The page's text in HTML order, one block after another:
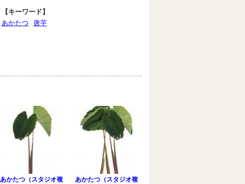
【キーワード】
あかたつ
唐芋
あかたつ（スタジオ複
あかたつ（スタジオ複